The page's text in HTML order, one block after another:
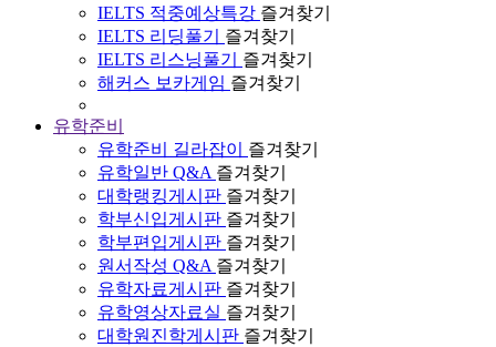
IELTS 적중예상특강 즐겨찾기
IELTS 리딩풀기
즐겨찾기
IELTS 리스닝풀기
즐겨찾기
해커스 보카게임 즐겨찾기
유학준비
유학준비 길라잡이
즐겨찾기
유학일반 Q&A 즐겨찾기
대학랭킹게시판 즐겨찾기
학부신입게시판 즐겨찾기
학부편입게시판 즐겨찾기
원서작성 Q&A 즐겨찾기
유학자료게시판 즐겨찾기
유학영상자료실 즐겨찾기
대학원진학게시판 즐겨찾기